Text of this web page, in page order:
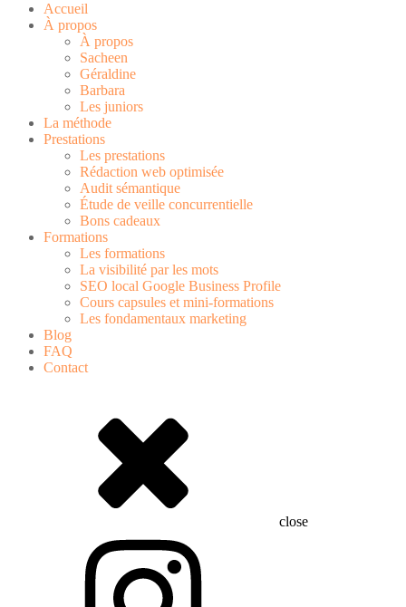
Accueil
À propos
À propos
Sacheen
Géraldine
Barbara
Les juniors
La méthode
Prestations
Les prestations
Rédaction web optimisée
Audit sémantique
Étude de veille concurrentielle
Bons cadeaux
Formations
Les formations
La visibilité par les mots
SEO local Google Business Profile
Cours capsules et mini-formations
Les fondamentaux marketing
Blog
FAQ
Contact
close